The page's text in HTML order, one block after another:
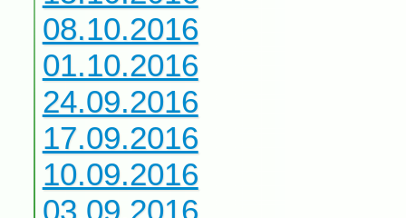
08.10.2016
01.10.2016
24.09.2016
17.09.2016
10.09.2016
03.09.2016